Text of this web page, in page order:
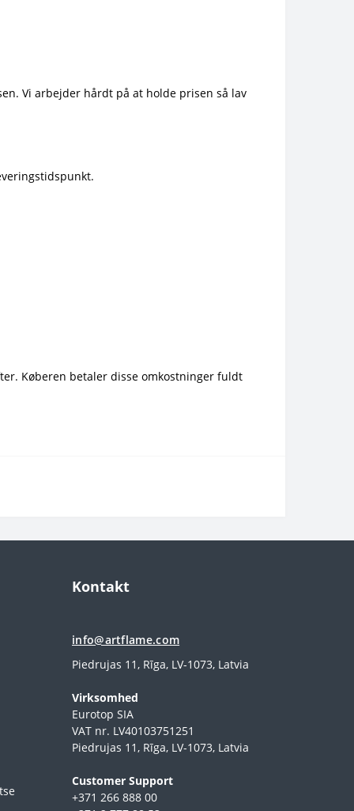
Vi arbejder hårdt på at holde prisen så lav
Køberen betaler disse omkostninger fuldt
Kontakt
info@artflame.com
Piedrujas 11, Rīga, LV-1073, Latvia
Virksomhed
Eurotop SIA
VAT nr. LV40103751251
Piedrujas 11, Rīga, LV-1073, Latvia
Сustomer Support
+371 266 888 00